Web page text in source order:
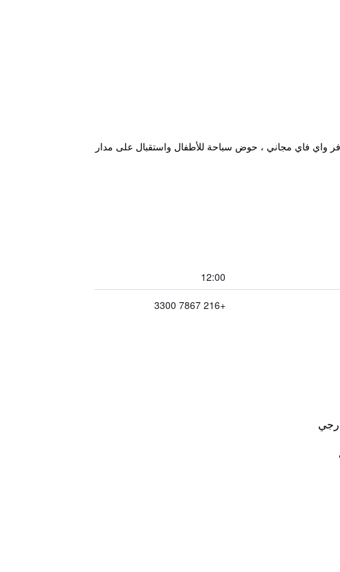
واي فاي مجاني ، حوض سباحة للأطفال واستقبال على مدار
12:00
+216 7867 3300